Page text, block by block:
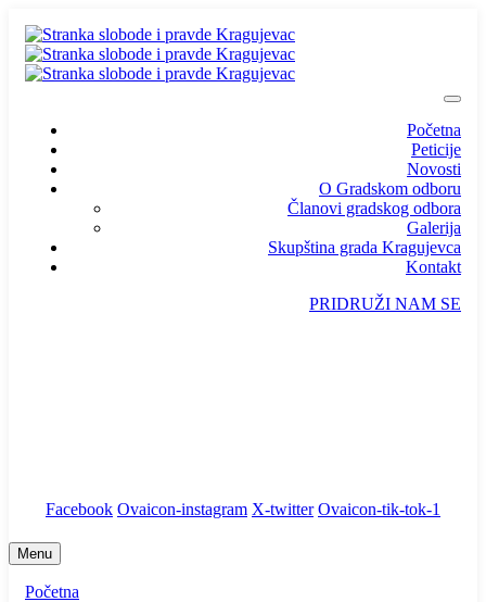
Početna
Peticije
Novosti
O Gradskom odboru
Članovi gradskog odbora
Galerija
Skupština grada Kragujevca
Kontakt
PRIDRUŽI NAM SE
Facebook Ovaicon-instagram X-twitter Ovaicon-tik-tok-1
Menu
Početna